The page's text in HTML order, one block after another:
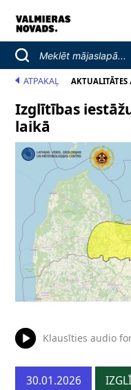
ATPAKAĻ AKTUALITĀTES
Izglītības
laikā
Klausīties audio
30.01.2026